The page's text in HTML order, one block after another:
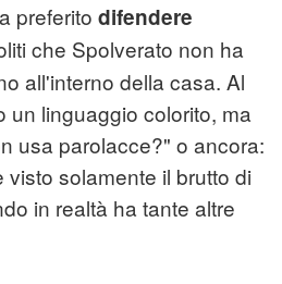
preferito difendere
che Spolverato non ha
all'interno della casa. Al
un linguaggio colorito, ma
usa parolacce?" o ancora:
solamente il brutto di
in realtà ha tante altre